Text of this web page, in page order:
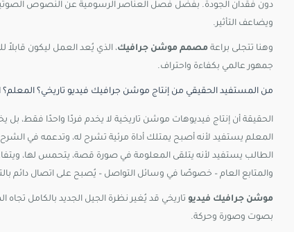
دون فقدان الجودة. بفضل فصل العناصر الرسومية عن النصوص
ويضاعف التأثير.
وهنا تتجلى براعة مصمم موشن جرافيك، الذي يُعد العمل ليكون
جمهور عالمي بكفاءة واحتراف.
من المستفيد الحقيقي من إنتاج موشن جرافيك فيديو تاريخي؟ المعلم؟
الحقيقة أن إنتاج فيديوهات موشن تاريخية لا يخدم فردًا واحدًا فقط، بل
المعلم يستفيد لأنه أصبح يمتلك أداة مرئية تشرح له، وتدعمه في الشرح
الطالب يستفيد لأنه يتلقى المعلومة في صورة قصة، يتحمس لها،
والمتابع العام – خصوصًا في وسائل التواصل – يُصبح على اتصال دائم
موشن جرافيك فيديو تاريخي قد يُغير نظرة الجيل الجديد بالكامل تجاه
بصوت وصورة وحركة.